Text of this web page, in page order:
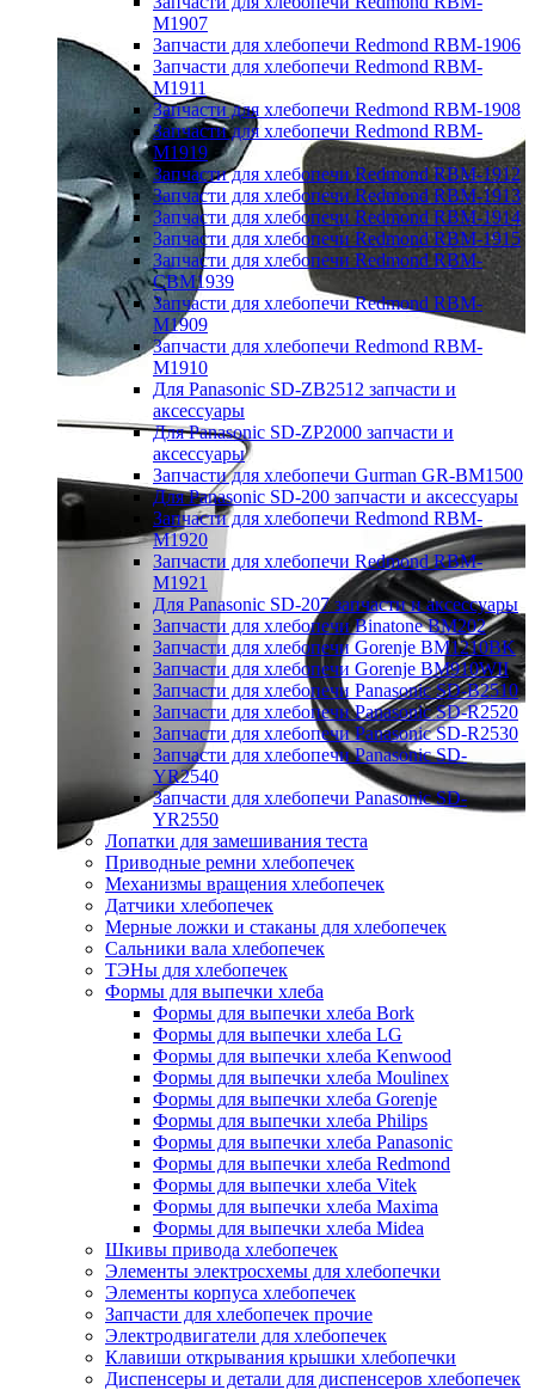
M1907
Запчасти для хлебопечи Redmond RBM-1906
Запчасти для хлебопечи Redmond RBM-
M1911
Запчасти для хлебопечи Redmond RBM-1908
Запчасти для хлебопечи Redmond RBM-
M1919
Запчасти для хлебопечи Redmond RBM-1912
Запчасти для хлебопечи Redmond RBM-1913
Запчасти для хлебопечи Redmond RBM-1914
Запчасти для хлебопечи Redmond RBM-1915
Запчасти для хлебопечи Redmond RBM-
CBM1939
Запчасти для хлебопечи Redmond RBM-
M1909
Запчасти для хлебопечи Redmond RBM-
M1910
Для Panasonic SD-ZB2512 запчасти и
аксессуары
Для Panasonic SD-ZP2000 запчасти и
аксессуары
Запчасти для хлебопечи Gurman GR-BM1500
Для Panasonic SD-200 запчасти и аксессуары
Запчасти для хлебопечи Redmond RBM-
M1920
Запчасти для хлебопечи Redmond RBM-
M1921
Для Panasonic SD-207 запчасти и аксессуары
Запчасти для хлебопечи Binatone BM202
Запчасти для хлебопечи Gorenje BM1210BK
Запчасти для хлебопечи Gorenje BM910WII
Запчасти для хлебопечи Panasonic SD-B2510
Запчасти для хлебопечи Panasonic SD-R2520
Запчасти для хлебопечи Panasonic SD-R2530
Запчасти для хлебопечи Panasonic SD-
YR2540
Запчасти для хлебопечи Panasonic SD-
YR2550
Лопатки для замешивания теста
Приводные ремни хлебопечек
Механизмы вращения хлебопечек
Датчики хлебопечек
Мерные ложки и стаканы для хлебопечек
Сальники вала хлебопечек
ТЭНы для хлебопечек
Формы для выпечки хлеба
Формы для выпечки хлеба Bork
Формы для выпечки хлеба LG
Формы для выпечки хлеба Kenwood
Формы для выпечки хлеба Moulinex
Формы для выпечки хлеба Gorenje
Формы для выпечки хлеба Philips
Формы для выпечки хлеба Panasonic
Формы для выпечки хлеба Redmond
Формы для выпечки хлеба Vitek
Формы для выпечки хлеба Maxima
Формы для выпечки хлеба Midea
Шкивы привода хлебопечек
Элементы электросхемы для хлебопечки
Элементы корпуса хлебопечек
Запчасти для хлебопечек прочие
Электродвигатели для хлебопечек
Клавиши открывания крышки хлебопечки
Диспенсеры и детали для диспенсеров хлебопечек